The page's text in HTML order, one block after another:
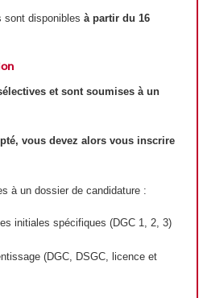
sont disponibles à partir du 16
et sont soumises à un
vous devez alors vous inscrire
à un dossier de candidature :
initiales spécifiques (DGC 1, 2, 3)
(DGC, DSGC, licence et